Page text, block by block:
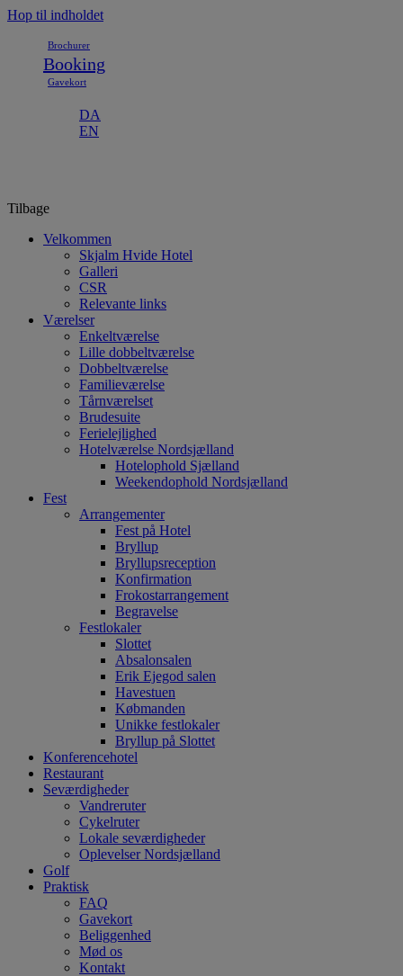
Hop til indholdet
Brochurer
Booking
Gavekort
DA
EN
Tilbage
Velkommen
Skjalm Hvide Hotel
Galleri
CSR
Relevante links
Værelser
Enkeltværelse
Lille dobbeltværelse
Dobbeltværelse
Familieværelse
Tårnværelset
Brudesuite
Ferielejlighed
Hotelværelse Nordsjælland
Hotelophold Sjælland
Weekendophold Nordsjælland
Fest
Arrangementer
Fest på Hotel
Bryllup
Bryllupsreception
Konfirmation
Frokostarrangement
Begravelse
Festlokaler
Slottet
Absalonsalen
Erik Ejegod salen
Havestuen
Købmanden
Unikke festlokaler
Bryllup på Slottet
Konferencehotel
Restaurant
Seværdigheder
Vandreruter
Cykelruter
Lokale seværdigheder
Oplevelser Nordsjælland
Golf
Praktisk
FAQ
Gavekort
Beliggenhed
Mød os
Kontakt